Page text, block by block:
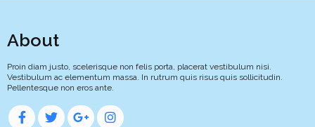
About
Proin diam justo, scelerisque non felis porta, placerat vestibulum nisi.
Vestibulum ac elementum massa. In rutrum quis risus quis sollicitudin.
Pellentesque non eros ante.